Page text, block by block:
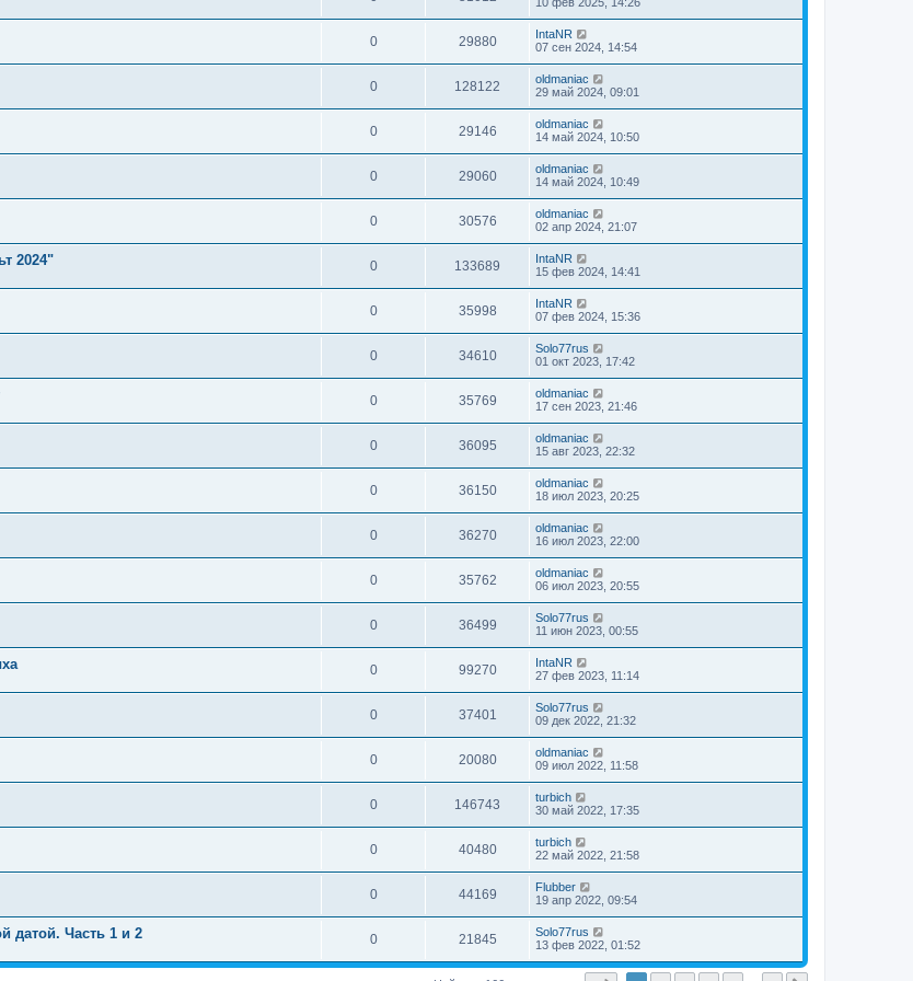
0 29880
IntaNR
07 сен 2024, 14:54
0 128122
oldmaniac
29 май 2024, 09:01
0 29146
oldmaniac
14 май 2024, 10:50
0 29060
oldmaniac
14 май 2024, 10:49
0 30576
oldmaniac
02 апр 2024, 21:07
2024" 0 133689
IntaNR
15 фев 2024, 14:41
0 35998
IntaNR
07 фев 2024, 15:36
0 34610
Solo77rus
01 окт 2023, 17:42
0 35769
oldmaniac
17 сен 2023, 21:46
0 36095
oldmaniac
15 авг 2023, 22:32
0 36150
oldmaniac
18 июл 2023, 20:25
0 36270
oldmaniac
16 июл 2023, 22:00
0 35762
oldmaniac
06 июл 2023, 20:55
0 36499
Solo77rus
11 июн 2023, 00:55
0 99270
IntaNR
27 фев 2023, 11:14
0 37401
Solo77rus
09 дек 2022, 21:32
0 20080
oldmaniac
09 июл 2022, 11:58
0 146743
turbich
30 май 2022, 17:35
0 40480
turbich
22 май 2022, 21:58
0 44169
Flubber
19 апр 2022, 09:54
датой. Часть 1 и 2 0 21845
Solo77rus
13 фев 2022, 01:52